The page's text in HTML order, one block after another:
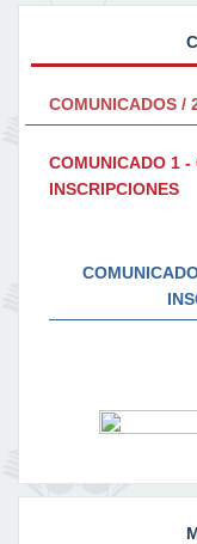
COMUNICADOS /
COMUNICADO 1 -
INSCRIPCIONES